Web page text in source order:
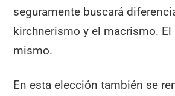
seguramente buscará
kirchnerismo y el macrismo. El
mismo.
En esta elección también se